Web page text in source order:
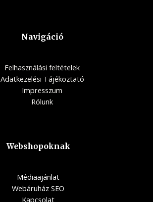
Navigáció
Felhasználási feltételek
Adatkezelési Tájékoztató
Impresszum
Rólunk
Webshopoknak
Médiaajánlat
Webáruház SEO
Kapcsolat